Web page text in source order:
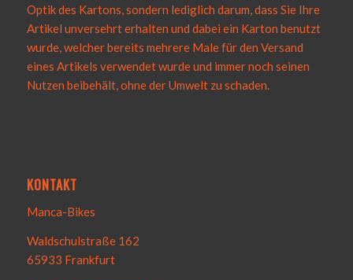
Optik des Kartons, sondern lediglich darum, dass Sie Ihre
Artikel unversehrt erhalten und dabei ein Karton benutzt
wurde, welcher bereits mehrere Male für den Versand
eines Artikels verwendet wurde und immer noch seinen
Nutzen beibehält, ohne der Umwelt zu schaden.
KONTAKT
Manca-Bikes
Waldschulstraße 162
65933 Frankfurt